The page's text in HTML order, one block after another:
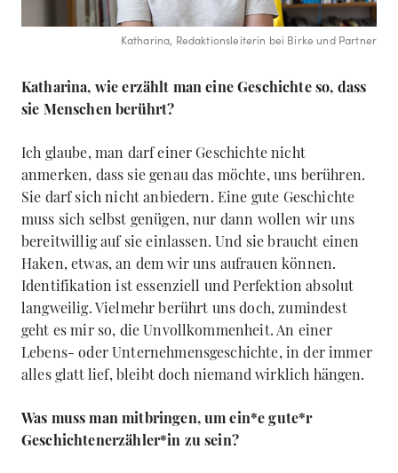
Katharina, Redaktionsleiterin bei Birke und Partner
Katharina, wie erzählt man eine Geschichte so, dass
sie Menschen berührt?
Ich glaube, man darf einer Geschichte nicht
anmerken, dass sie genau das möchte, uns berühren.
Sie darf sich nicht anbiedern. Eine gute Geschichte
muss sich selbst genügen, nur dann wollen wir uns
bereitwillig auf sie einlassen. Und sie braucht einen
Haken, etwas, an dem wir uns aufrauen können.
Identifikation ist essenziell und Perfektion absolut
langweilig. Vielmehr berührt uns doch, zumindest
geht es mir so, die Unvollkommenheit. An einer
Lebens- oder Unternehmensgeschichte, in der immer
alles glatt lief, bleibt doch niemand wirklich hängen.
Was muss man mitbringen, um ein*e gute*r
Geschichtenerzähler*in zu sein?